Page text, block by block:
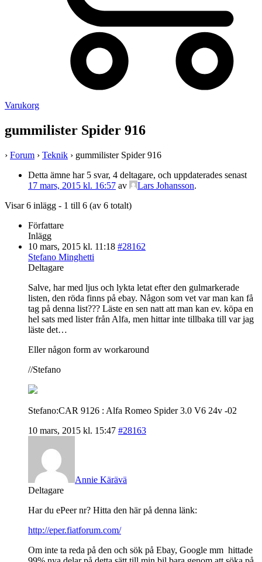
Varukorg
gummilister Spider 916
› Forum › Teknik › gummilister Spider 916
Detta ämne har 5 svar, 4 deltagare, och uppdaterades senast
17 mars, 2015 kl. 16:57 av Lars Johansson.
Visar 6 inlägg - 1 till 6 (av 6 totalt)
Författare
Inlägg
10 mars, 2015 kl. 11:18 #28162
Stefano Minghetti
Deltagare
Salve, har med ljus och lykta letat efter den gulmarkerade
listen, den röda finns på ebay. Någon som vet var man kan få
tag på denna list??? Läste en sen natt att man kan ev. köpa en
hel sats med lister från Alfa, men hittar inte tillbaka till var jag
läste det…
Eller någon form av workaround
//Stefano
Stefano:CAR 9126 : Alfa Romeo Spider 3.0 V6 24v -02
10 mars, 2015 kl. 15:47 #28163
Annie Kärävä
Deltagare
Har du ePeer nr? Hitta den här på denna länk:
http://eper.fiatforum.com/
Om inte ta reda på den och sök på Ebay, Google mm hittade